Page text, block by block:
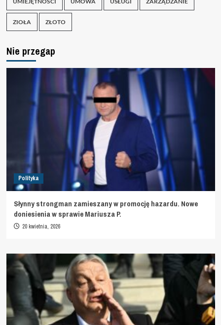
ZIOŁA ZŁOTO
Nie przegap
Polityka
Słynny strongman zamieszany w promocję hazardu. Nowe
doniesienia w sprawie Mariusza P.
20 kwietnia, 2026